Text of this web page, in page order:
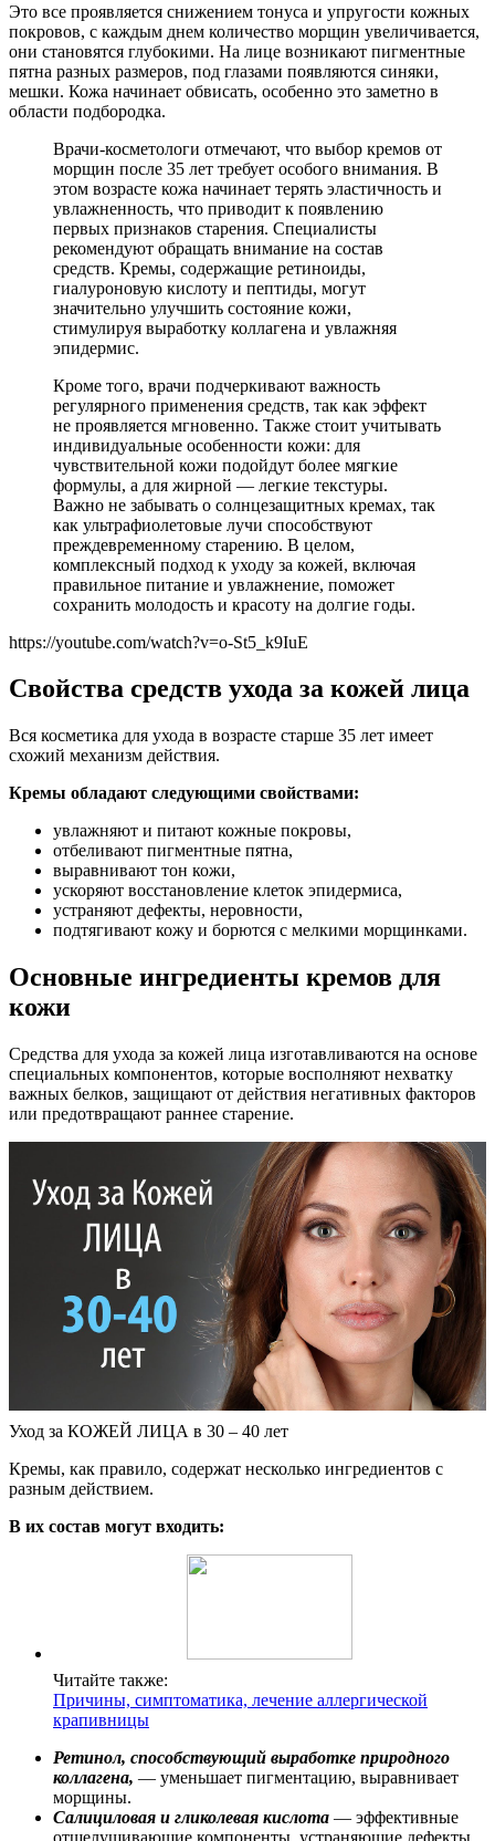
Это все проявляется снижением тонуса и упругости кожных
покровов, с каждым днем количество морщин увеличивается,
они становятся глубокими. На лице возникают пигментные
пятна разных размеров, под глазами появляются синяки,
мешки. Кожа начинает обвисать, особенно это заметно в
области подбородка.
Врачи-косметологи отмечают, что выбор кремов от
морщин после 35 лет требует особого внимания. В
этом возрасте кожа начинает терять эластичность и
увлажненность, что приводит к появлению
первых признаков старения. Специалисты
рекомендуют обращать внимание на состав
средств. Кремы, содержащие ретиноиды,
гиалуроновую кислоту и пептиды, могут
значительно улучшить состояние кожи,
стимулируя выработку коллагена и увлажняя
эпидермис.
Кроме того, врачи подчеркивают важность
регулярного применения средств, так как эффект
не проявляется мгновенно. Также стоит учитывать
индивидуальные особенности кожи: для
чувствительной кожи подойдут более мягкие
формулы, а для жирной — легкие текстуры.
Важно не забывать о солнцезащитных кремах, так
как ультрафиолетовые лучи способствуют
преждевременному старению. В целом,
комплексный подход к уходу за кожей, включая
правильное питание и увлажнение, поможет
сохранить молодость и красоту на долгие годы.
https://youtube.com/watch?v=o-St5_k9IuE
Свойства средств ухода за кожей лица
Вся косметика для ухода в возрасте старше 35 лет имеет
схожий механизм действия.
Кремы обладают следующими свойствами:
увлажняют и питают кожные покровы,
отбеливают пигментные пятна,
выравнивают тон кожи,
ускоряют восстановление клеток эпидермиса,
устраняют дефекты, неровности,
подтягивают кожу и борются с мелкими морщинками.
Основные ингредиенты кремов для
кожи
Средства для ухода за кожей лица изготавливаются на основе
специальных компонентов, которые восполняют нехватку
важных белков, защищают от действия негативных факторов
или предотвращают раннее старение.
Уход за КОЖЕЙ ЛИЦА в 30 – 40 лет
Кремы, как правило, содержат несколько ингредиентов с
разным действием.
В их состав могут входить:
Читайте также:
Причины, симптоматика, лечение аллергической
крапивницы
Ретинол, способствующий выработке природного
коллагена, — уменьшает пигментацию, выравнивает
морщины.
Салициловая и гликолевая кислота — эффективные